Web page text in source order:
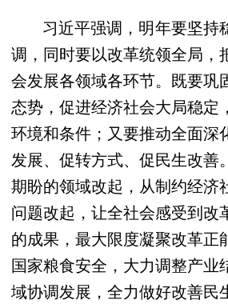
习近平强调，明年要坚持
调，同时要以改革统领全局，
会发展各领域各环节。既要巩
态势，促进经济社会大局稳定
环境和条件；又要推动全面深
发展、促转方式、促民生改善
期盼的领域改起，从制约经济
问题改起，让全社会感受到改
的成果，最大限度凝聚改革正
国家粮食安全，大力调整产业
域协调发展，全力做好改善民